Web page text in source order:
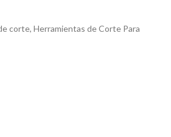
corte, Herramientas de Corte Para